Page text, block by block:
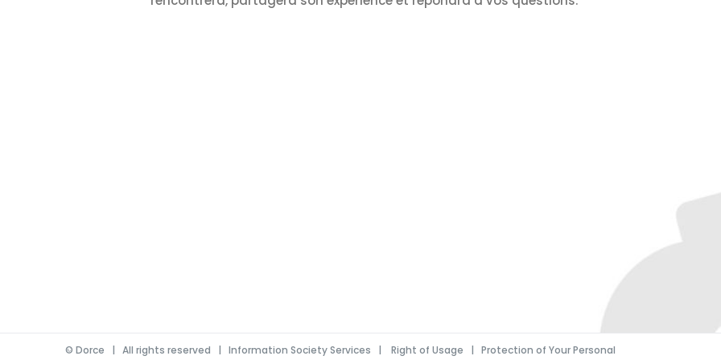
©Dorce | All rights reserved |Information Society Services |Right of Usage |Protection of Your Personal